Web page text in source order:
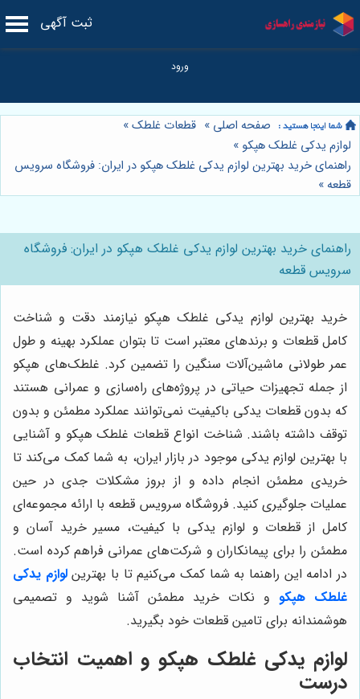
ثبت آگهی
صفحه اصلی » قطعات غلطک»
لوازم یدکی غلطک هپکو »
راهنمای خرید بهترین لوازم یدکی غلطک هپکو در ایران: فروشگاه سرویس
قطعه»
راهنمای خرید بهترین لوازم یدکی غلطک هپکو در ایران: فروشگاه
سرویس قطعه
خرید بهترین لوازم یدکی غلطک هپکو نیازمند دقت و شناخت
کامل قطعات و برندهای معتبر است تا بتوان عملکرد بهینه و طول
عمر طولانی ماشین‌آلات سنگین را تضمین کرد. غلطک‌های هپکو
از جمله تجهیزات حیاتی در پروژه‌های راه‌سازی و عمرانی هستند
که بدون قطعات یدکی باکیفیت نمی‌توانند عملکرد مطمئن و بدون
توقف داشته باشند. شناخت انواع قطعات غلطک هپکو و آشنایی
با بهترین لوازم یدکی موجود در بازار ایران، به شما کمک می‌کند تا
خریدی مطمئن انجام داده و از بروز مشکلات جدی در حین
عملیات جلوگیری کنید. فروشگاه سرویس قطعه با ارائه مجموعه‌ای
کامل از قطعات و لوازم یدکی با کیفیت، مسیر خرید آسان و
مطمئن را برای پیمانکاران و شرکت‌های عمرانی فراهم کرده است.
در ادامه این راهنما به شما کمک می‌کنیم تا با بهترینلوازم یدکی
غلطک هپکو و نکات خرید مطمئن آشنا شوید و تصمیمی
هوشمندانه برای تامین قطعات خود بگیرید.
لوازم یدکی غلطک هپکو و اهمیت انتخاب
درست